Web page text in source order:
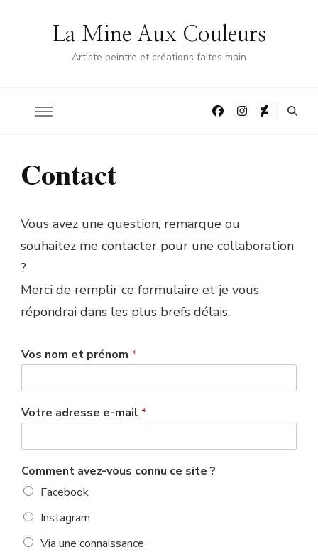
La Mine Aux Couleurs
Artiste peintre et créations faites main
Contact
Vous avez une question, remarque ou
souhaitez me contacter pour une collaboration
?
Merci de remplir ce formulaire et je vous
répondrai dans les plus brefs délais.
Vos nom et prénom *
Votre adresse e-mail *
Comment avez-vous connu ce site ?
Facebook
Instagram
Via une connaissance